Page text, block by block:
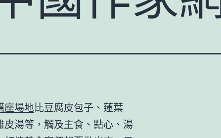
座場地比豆腐皮包子、蓮葉
湯等，觸及主食、點心、湯